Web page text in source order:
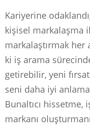
Kariyerine
kişisel markalaşma
markalaştırmak
ki iş arama
getirebilir, yeni
seni daha iyi
Bunaltıcı hissetme,
markanı